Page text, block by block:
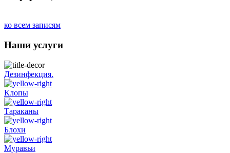
ко всем записям
Наши услуги
Дезинфекция.
Клопы
Тараканы
Блохи
Муравьи